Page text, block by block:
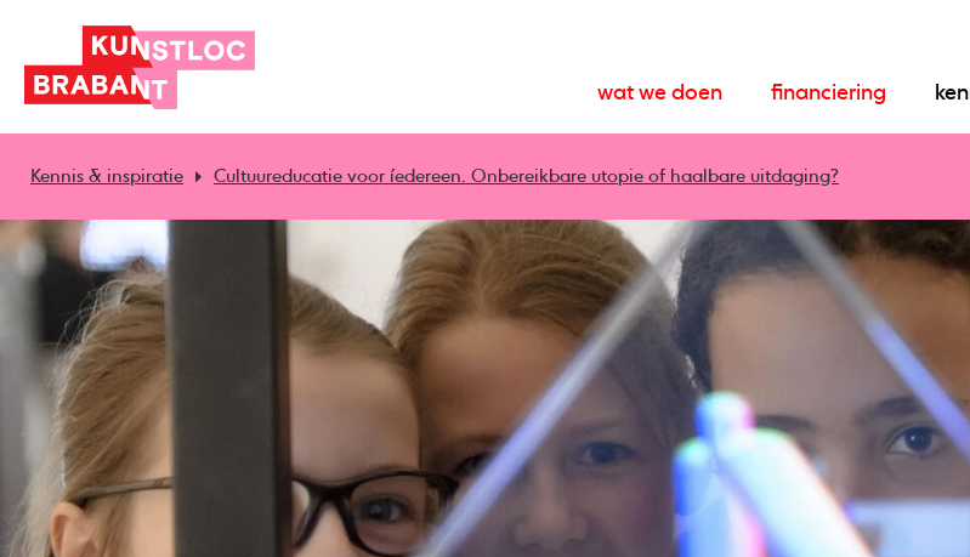
wat we doen financiering
Kennis & inspiratie Cultuureducatie voor íedereen. Onbereikbare utopie of haalbare uitdaging?